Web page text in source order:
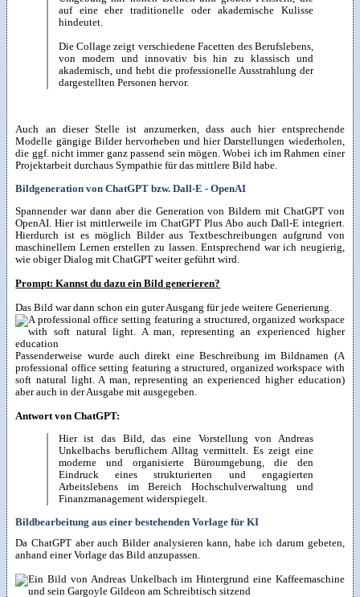
auf eine eher traditionelle oder akademische Kulisse
hindeutet.
Die Collage zeigt verschiedene Facetten des Berufslebens,
von modern und innovativ bis hin zu klassisch und
akademisch, und hebt die professionelle Ausstrahlung der
dargestellten Personen hervor.
Auch an dieser Stelle ist anzumerken, dass auch hier entsprechende
Modelle gängige Bilder hervorheben und hier Darstellungen wiederholen,
die ggf. nicht immer ganz passend sein mögen. Wobei ich im Rahmen einer
Projektarbeit durchaus Sympathie für das mittlere Bild habe.
Bildgeneration von ChatGPT bzw. Dall-E - OpenAI
Spannender war dann aber die Generation von Bildern mit ChatGPT von
OpenAI. Hier ist mittlerweile im ChatGPT Plus Abo auch Dall-E integriert.
Hierdurch ist es möglich Bilder aus Textbeschreibungen aufgrund von
maschinellem Lernen erstellen zu lassen. Entsprechend war ich neugierig,
wie obiger Dialog mit ChatGPT weiter geführt wird.
Prompt: Kannst du dazu ein Bild generieren?
Das Bild war dann schon ein guter Ausgang für jede weitere Generierung.
Passenderweise wurde auch direkt eine Beschreibung im Bildnamen (A
professional office setting featuring a structured, organized workspace with
soft natural light. A man, representing an experienced higher education)
aber auch in der Ausgabe mit ausgegeben.
Antwort von ChatGPT:
Hier ist das Bild, das eine Vorstellung von Andreas
Unkelbachs beruflichem Alltag vermittelt. Es zeigt eine
moderne und organisierte Büroumgebung, die den
Eindruck eines strukturierten und engagierten
Arbeitslebens im Bereich Hochschulverwaltung und
Finanzmanagement widerspiegelt.
Bildbearbeitung aus einer bestehenden Vorlage für KI
Da ChatGPT aber auch Bilder analysieren kann, habe ich darum gebeten,
anhand einer Vorlage das Bild anzupassen.